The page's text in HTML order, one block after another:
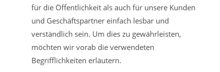
für die Öffentlichkeit als auch für unsere Kunden
und Geschäftspartner einfach lesbar und
verständlich sein. Um dies zu gewährleisten,
möchten wir vorab die verwendeten
Begrifflichkeiten erläutern.